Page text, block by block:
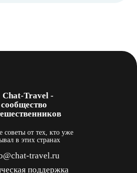
советы от тех, кто уже
в этих странах
travel.ru
поддержка